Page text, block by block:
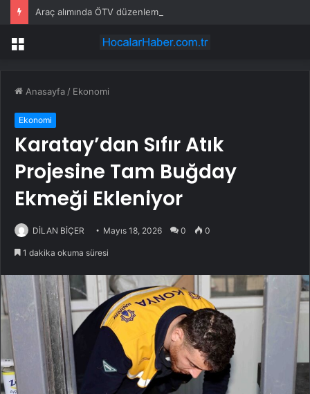
Menü
Anasayfa / Ekonomi
Ekonomi
Karatay’dan Sıfır Atık
Projesine Tam Buğday
Ekmeği Ekleniyor
DİLAN BİÇER Mayıs 18, 2026 0 0
1 dakika okuma süresi